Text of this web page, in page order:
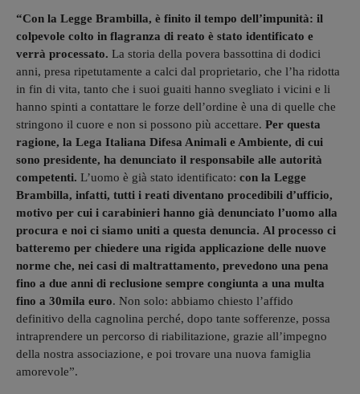
“Con la Legge Brambilla, è finito il tempo dell’impunità: il
colpevole colto in flagranza di reato è stato identificato e
verrà processato. La storia della povera bassottina di dodici
anni, presa ripetutamente a calci dal proprietario, che l’ha ridotta
in fin di vita, tanto che i suoi guaiti hanno svegliato i vicini e li
hanno spinti a contattare le forze dell’ordine è una di quelle che
stringono il cuore e non si possono più accettare. Per questa
ragione, la Lega Italiana Difesa Animali e Ambiente, di cui
sono presidente, ha denunciato il responsabile alle autorità
competenti. L’uomo è già stato identificato: con la Legge
Brambilla, infatti, tutti i reati diventano procedibili d’ufficio,
motivo per cui i carabinieri hanno già denunciato l’uomo alla
procura e noi ci siamo uniti a questa denuncia. Al processo ci
batteremo per chiedere una rigida applicazione delle nuove
norme che, nei casi di maltrattamento, prevedono una pena
fino a due anni di reclusione sempre congiunta a una multa
fino a 30mila euro. Non solo: abbiamo chiesto l’affido
definitivo della cagnolina perché, dopo tante sofferenze, possa
intraprendere un percorso di riabilitazione, grazie all’impegno
della nostra associazione, e poi trovare una nuova famiglia
amorevole”.